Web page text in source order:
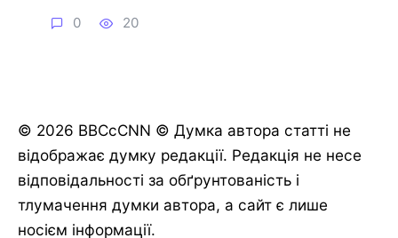
0 20
© 2026 BBCcCNN © Думка автора статті не
відображає думку редакції. Редакція не несе
відповідальності за обґрунтованість і
тлумачення думки автора, а сайт є лише
носієм інформації.